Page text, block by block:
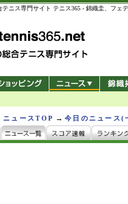
テニス専門サイト テニス365 - 錦織圭、フェ
ニュースTOP →今日のニュース(